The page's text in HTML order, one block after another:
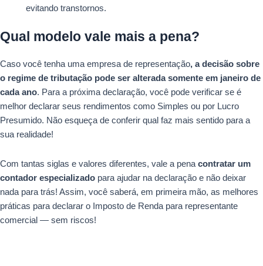
evitando transtornos.
Qual modelo vale mais a pena?
Caso você tenha uma empresa de representação, a decisão sobre
o regime de tributação pode ser alterada somente em janeiro de
cada ano. Para a próxima declaração, você pode verificar se é
melhor declarar seus rendimentos como Simples ou por Lucro
Presumido. Não esqueça de conferir qual faz mais sentido para a
sua realidade!
Com tantas siglas e valores diferentes, vale a pena contratar um
contador especializado para ajudar na declaração e não deixar
nada para trás! Assim, você saberá, em primeira mão, as melhores
práticas para declarar o Imposto de Renda para representante
comercial — sem riscos!